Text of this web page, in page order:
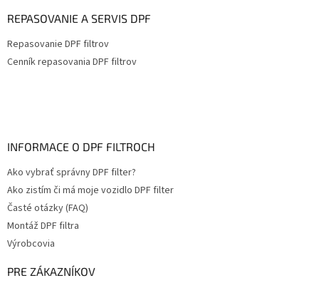
REPASOVANIE A SERVIS DPF
Repasovanie DPF filtrov
Cenník repasovania DPF filtrov
INFORMACE O DPF FILTROCH
Ako vybrať správny DPF filter?
Ako zistím či má moje vozidlo DPF filter
Časté otázky (FAQ)
Montáž DPF filtra
Výrobcovia
PRE ZÁKAZNÍKOV